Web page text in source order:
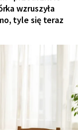
wzruszyła
tyle się teraz